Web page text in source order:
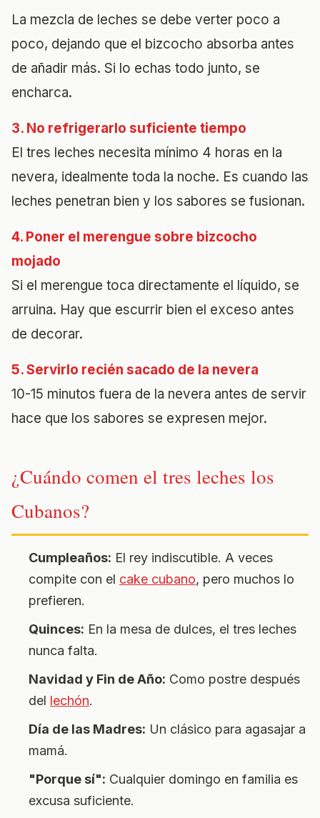
La mezcla de leches se debe verter poco a
poco, dejando que el bizcocho absorba antes
de añadir más. Si lo echas todo junto, se
encharca.
3. No refrigerarlo suficiente tiempo
El tres leches necesita mínimo 4 horas en la
nevera, idealmente toda la noche. Es cuando las
leches penetran bien y los sabores se fusionan.
4. Poner el merengue sobre bizcocho
mojado
Si el merengue toca directamente el líquido, se
arruina. Hay que escurrir bien el exceso antes
de decorar.
5. Servirlo recién sacado de la nevera
10-15 minutos fuera de la nevera antes de servir
hace que los sabores se expresen mejor.
¿Cuándo comen el tres leches los
Cubanos?
Cumpleaños: El rey indiscutible. A veces
compite con el cake cubano, pero muchos lo
prefieren.
Quinces: En la mesa de dulces, el tres leches
nunca falta.
Navidad y Fin de Año: Como postre después
del lechón.
Día de las Madres: Un clásico para agasajar a
mamá.
"Porque sí": Cualquier domingo en familia es
excusa suficiente.